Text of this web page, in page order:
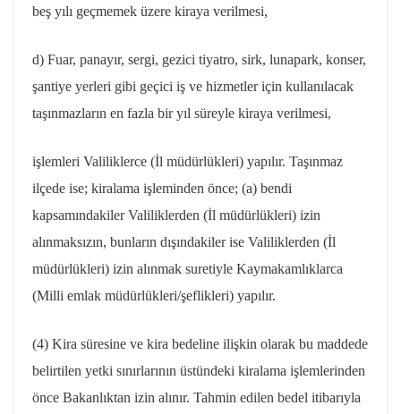
beş yılı geçmemek üzere kiraya verilmesi,
d) Fuar, panayır, sergi, gezici tiyatro, sirk, lunapark, konser,
şantiye yerleri gibi geçici iş ve hizmetler için kullanılacak
taşınmazların en fazla bir yıl süreyle kiraya verilmesi,
işlemleri Valiliklerce (İl müdürlükleri) yapılır. Taşınmaz
ilçede ise; kiralama işleminden önce; (a) bendi
kapsamındakiler Valiliklerden (İl müdürlükleri) izin
alınmaksızın, bunların dışındakiler ise Valiliklerden (İl
müdürlükleri) izin alınmak suretiyle Kaymakamlıklarca
(Milli emlak müdürlükleri/şeflikleri) yapılır.
(4) Kira süresine ve kira bedeline ilişkin olarak bu maddede
belirtilen yetki sınırlarının üstündeki kiralama işlemlerinden
önce Bakanlıktan izin alınır. Tahmin edilen bedel itibarıyla